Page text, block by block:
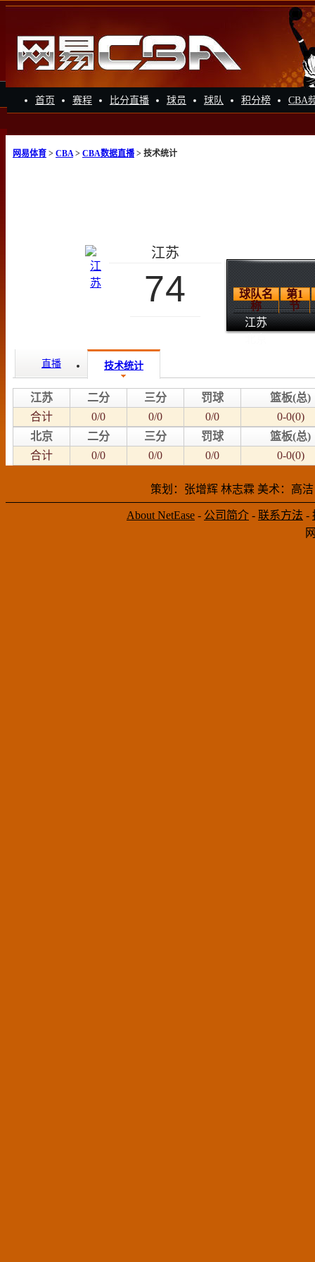
首页 赛程 比分直播 球员 球队 积分榜 CBA
网易体育 > CBA> CBA数据直播> 技术统计
江苏
74
球队名
称
第1
节
江苏
直播 技术统计
江苏 二分 三分 罚球
篮板(总)
合计
0/0 0/0 0/0
0-0(0)
北京
二分 三分 罚球
篮板(总)
合计
0/0 0/0 0/0 0-0(0)
策划：张增辉 林志霖 美术：高
About NetEase - 公司简介 - 联系方法 -